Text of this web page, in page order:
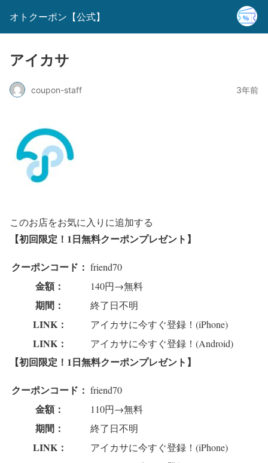
オトクーポン【公式】
アイカサ
coupon-staff 3年前
このお店をお気に入りに追加する
【初回限定！1日無料クーポンプレゼント】
クーポンコード： friend70
金額： 140円→無料
期間： 終了日不明
LINK： アイカサに今すぐ登録！(iPhone)
LINK： アイカサに今すぐ登録！(Android)
【初回限定！1日無料クーポンプレゼント】
クーポンコード： friend70
金額： 110円→無料
期間： 終了日不明
LINK： アイカサに今すぐ登録！(iPhone)